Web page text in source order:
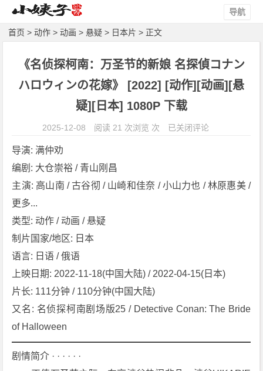
导航
首页 >动作 >动画 >悬疑 > 日本片 > 正文
《名侦探柯南：万圣节的新娘 名探偵コナン
ハロウィンの花嫁》 [2022] [动作][动画][悬
疑][日本] 1080P 下载
2025-12-08 阅读 21 次浏览 次
《名
南：
娘
已关闭评论
导演: 满仲劝
编剧: 大仓崇裕 / 青山刚昌
主演: 高山南 / 古谷彻 / 山崎和佳奈 / 小山力也 / 林原惠美 /
更多...
类型: 动作 / 动画 / 悬疑
制片国家/地区: 日本
语言: 日语 / 俄语
上映日期: 2022-11-18(中国大陆) / 2022-04-15(日本)
片长: 111分钟 / 110分钟(中国大陆)
又名: 名侦探柯南剧场版25 / Detective Conan: The Bride
of Halloween
剧情简介 · · · · · ·